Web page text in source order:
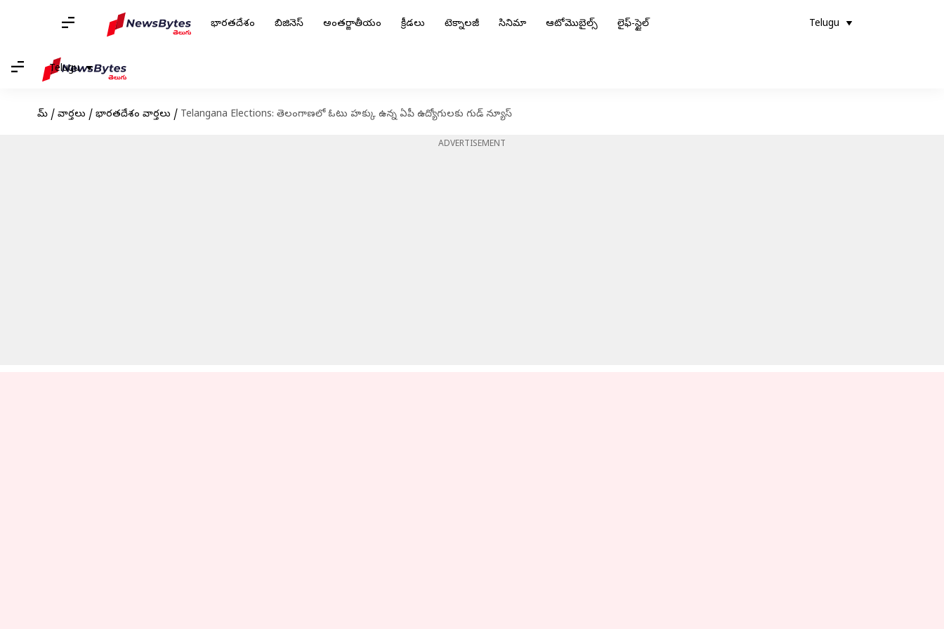
భారతదేశం బిజినెస్ అంతర్జాతీయం క్రీడలు టెక్నాలజీ సినిమా ఆటోమొబైల్స్ లైఫ్-స్టైల్ Telugu
Telugu
హోమ్ / వార్తలు / భారతదేశం వార్తలు / Telangana Elections: తెలంగాణలో ఓటు హక్కు ఉన్న ఏపీ ఉద్యోగులకు గుడ్ న్యూస్
ADVERTISEMENT